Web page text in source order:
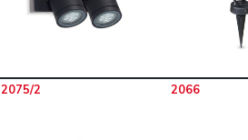
2075/2 2066